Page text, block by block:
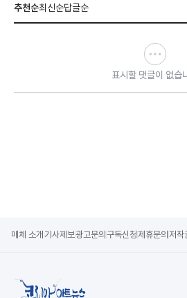
추천순최신순답글순
표시할 댓글이 없습
매체 소개 기사제보광고문의 구독신청제휴문의 저작